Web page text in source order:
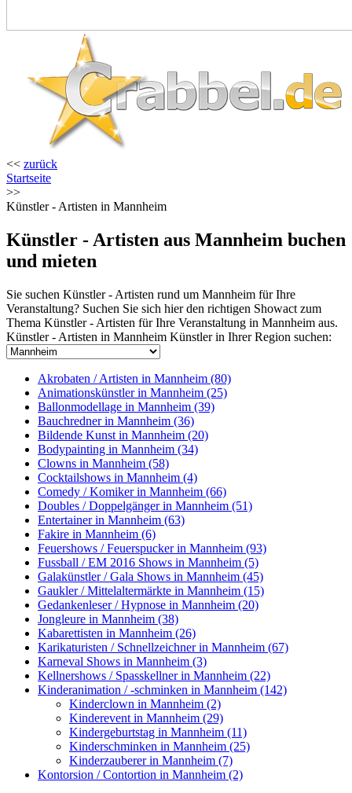
<< zurück
Startseite
>>
Künstler - Artisten in Mannheim
Künstler - Artisten aus Mannheim buchen
und mieten
Sie suchen Künstler - Artisten rund um Mannheim für Ihre
Veranstaltung? Suchen Sie sich hier den richtigen Showact zum
Thema Künstler - Artisten für Ihre Veranstaltung in Mannheim aus.
Künstler - Artisten in Mannheim Künstler in Ihrer Region suchen:
Akrobaten / Artisten in Mannheim (80)
Animationskünstler in Mannheim (25)
Ballonmodellage in Mannheim (39)
Bauchredner in Mannheim (36)
Bildende Kunst in Mannheim (20)
Bodypainting in Mannheim (34)
Clowns in Mannheim (58)
Cocktailshows in Mannheim (4)
Comedy / Komiker in Mannheim (66)
Doubles / Doppelgänger in Mannheim (51)
Entertainer in Mannheim (63)
Fakire in Mannheim (6)
Feuershows / Feuerspucker in Mannheim (93)
Fussball / EM 2016 Shows in Mannheim (5)
Galakünstler / Gala Shows in Mannheim (45)
Gaukler / Mittelaltermärkte in Mannheim (15)
Gedankenleser / Hypnose in Mannheim (20)
Jongleure in Mannheim (38)
Kabarettisten in Mannheim (26)
Karikaturisten / Schnellzeichner in Mannheim (67)
Karneval Shows in Mannheim (3)
Kellnershows / Spasskellner in Mannheim (22)
Kinderanimation / -schminken in Mannheim (142)
Kinderclown in Mannheim (2)
Kinderevent in Mannheim (29)
Kindergeburtstag in Mannheim (11)
Kinderschminken in Mannheim (25)
Kinderzauberer in Mannheim (7)
Kontorsion / Contortion in Mannheim (2)